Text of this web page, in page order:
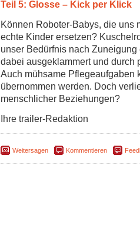
Teil 5: Glosse – Kick per Klick
Können Roboter-Babys, die uns
echte Kinder ersetzen?
unser Bedürfnis nach
dabei ausgeklammert und durch
Auch mühsame Pflegeaufgaben
übernommen werden. Doch
menschlicher Beziehungen?
Ihre trailer-Redaktion
Weitersagen Kommentieren